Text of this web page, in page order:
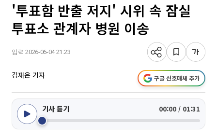
'투표함 반출 저지' 시위 속 잠실
투표소 관계자 병원 이송
입력 2026-06-04 21:23
김재은 기자 구글 선호매체 추가
기사 듣기 00:00 / 01:31